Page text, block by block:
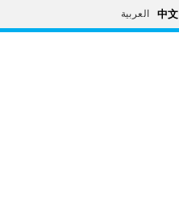
العربية 中文